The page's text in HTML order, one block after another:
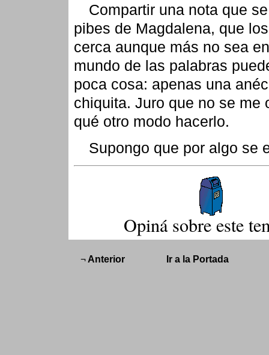
Compartir una nota que
pibes de Magdalena, que
cerca aunque más no sea
mundo de las palabras
poca cosa: apenas una
chiquita. Juro que no se me
qué otro modo hacerlo.
Supongo que por algo se
Opiná sobre este
¬ Anterior Ir a la Portada